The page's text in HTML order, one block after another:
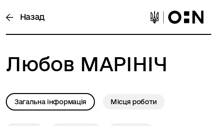
Назад
Любов МАРІНІЧ
Загальна інформація Місця роботи